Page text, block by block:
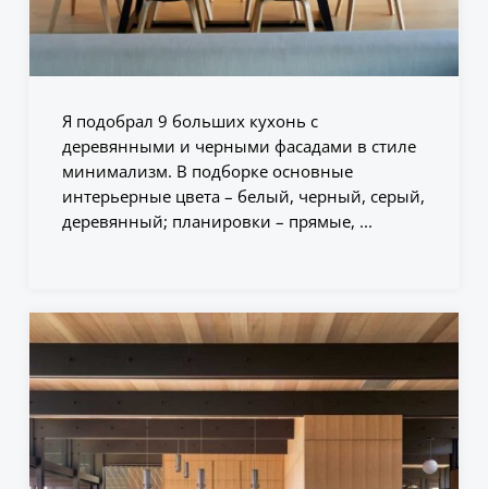
Я подобрал 9 больших кухонь с
деревянными и черными фасадами в стиле
минимализм. В подборке основные
интерьерные цвета – белый, черный, серый,
деревянный; планировки – прямые, ...